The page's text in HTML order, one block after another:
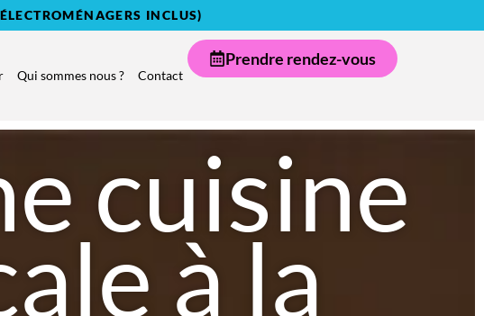
INCLUS)
Qui sommes nous ? Contact
Prendre rendez-vous
cuisine
à la